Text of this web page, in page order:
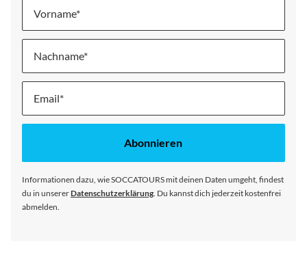
Vorname
Nachname
Melde
für
Abonnieren
Informationen dazu, wie SOCCATOURS mit deinen Daten umgeht, findest
du in unsererDatenschutzerklärung . Du kannst dich jederzeit kostenfrei
abmelden.